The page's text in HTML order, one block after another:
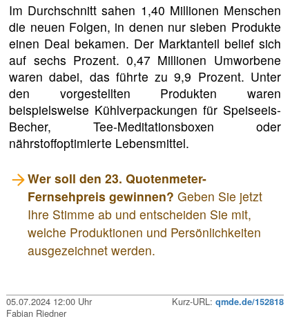
Im Durchschnitt sahen 1,40 Millionen Menschen
die neuen Folgen, in denen nur sieben Produkte
einen Deal bekamen. Der Marktanteil belief sich
auf sechs Prozent. 0,47 Millionen Umworbene
waren dabei, das führte zu 9,9 Prozent. Unter
den vorgestellten Produkten waren
beispielsweise Kühlverpackungen für Speiseeis-
Becher, Tee-Meditationsboxen oder
nährstoffoptimierte Lebensmittel.
Wer soll den 23. Quotenmeter-
Fernsehpreis gewinnen? Geben Sie jetzt
Ihre Stimme ab und entscheiden Sie mit,
welche Produktionen und Persönlichkeiten
ausgezeichnet werden.
05.07.2024 12:00 Uhr Kurz-URL: qmde.de/152818
Fabian Riedner